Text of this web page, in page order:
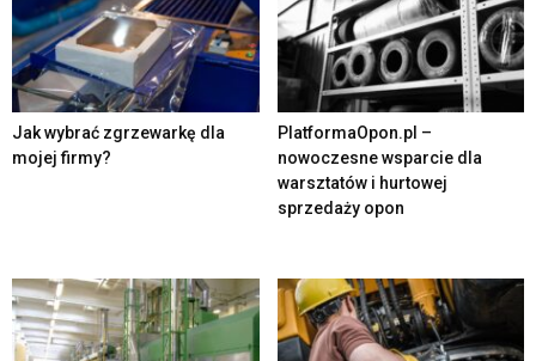
Jak wybrać zgrzewarkę dla
mojej firmy?
PlatformaOpon.pl –
nowoczesne wsparcie dla
warsztatów i hurtowej
sprzedaży opon